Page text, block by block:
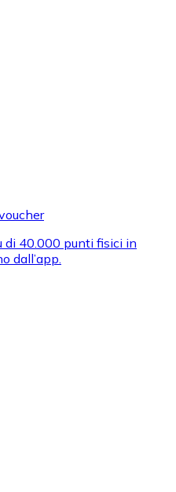
marchi preferiti con
di 40.000 punti fisici in
dall’app.